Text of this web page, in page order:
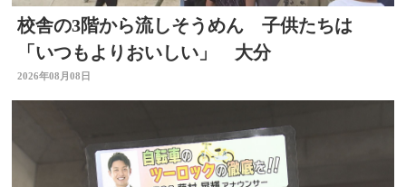
校舎の3階から流しそうめん 子供たちは
「いつもよりおいしい」 大分
2026年08月08日